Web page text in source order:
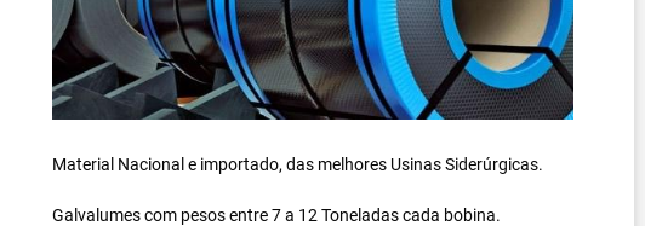
Material Nacional e importado, das melhores Usinas Siderúrgicas.
Galvalumes com pesos entre 7 a 12 Toneladas cada bobina.